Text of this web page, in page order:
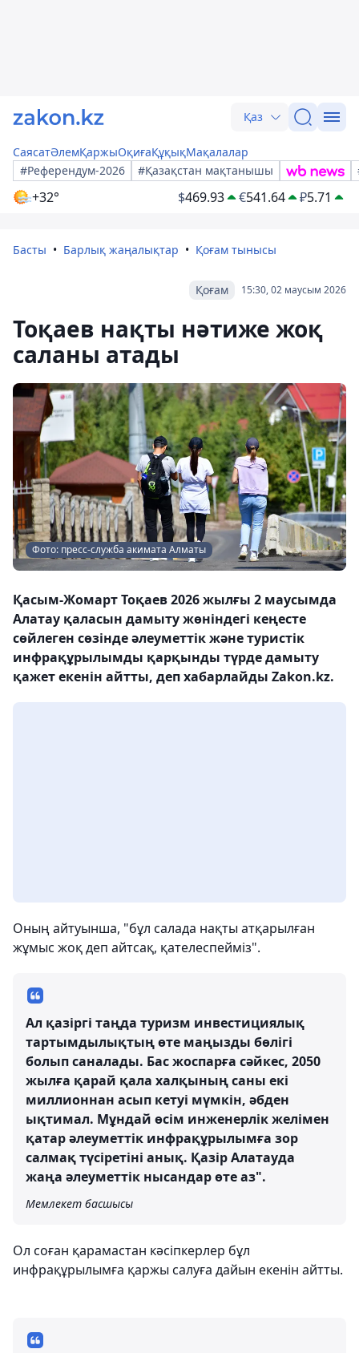
Қаз
СаясатӘлемҚаржыОқиғаҚұқықМақалалар
#Референдум-2026
#Қазақстан мақтанышы
+32° $469.93 €541.64 ₽5.71
Басты Барлық жаңалықтар Қоғам тынысы
15:30, 02 маусым 2026
Қоғам
Тоқаев нақты нәтиже жоқ
саланы атады
Фото: пресс-служба акимата Алматы
️Қасым-Жомарт Тоқаев 2026 жылғы 2 маусымда
Алатау қаласын дамыту жөніндегі кеңесте
сөйлеген сөзінде әлеуметтік және туристік
инфрақұрылымды қарқынды түрде дамыту
қажет екенін айтты, деп хабарлайды Zakon.kz.
Оның айтуынша, "бұл салада нақты атқарылған
жұмыс жоқ деп айтсақ, қателеспейміз".
Ал қазіргі таңда туризм инвестициялық
тартымдылықтың өте маңызды бөлігі
болып саналады. Бас жоспарға сәйкес, 2050
жылға қарай қала халқының саны екі
миллионнан асып кетуі мүмкін, әбден
ықтимал. Мұндай өсім инженерлік желімен
қатар әлеуметтік инфрақұрылымға зор
салмақ түсіретіні анық. Қазір Алатауда
жаңа әлеуметтік нысандар өте аз".
Мемлекет басшысы
Ол соған қарамастан кәсіпкерлер бұл
инфрақұрылымға қаржы салуға дайын екенін айтты.